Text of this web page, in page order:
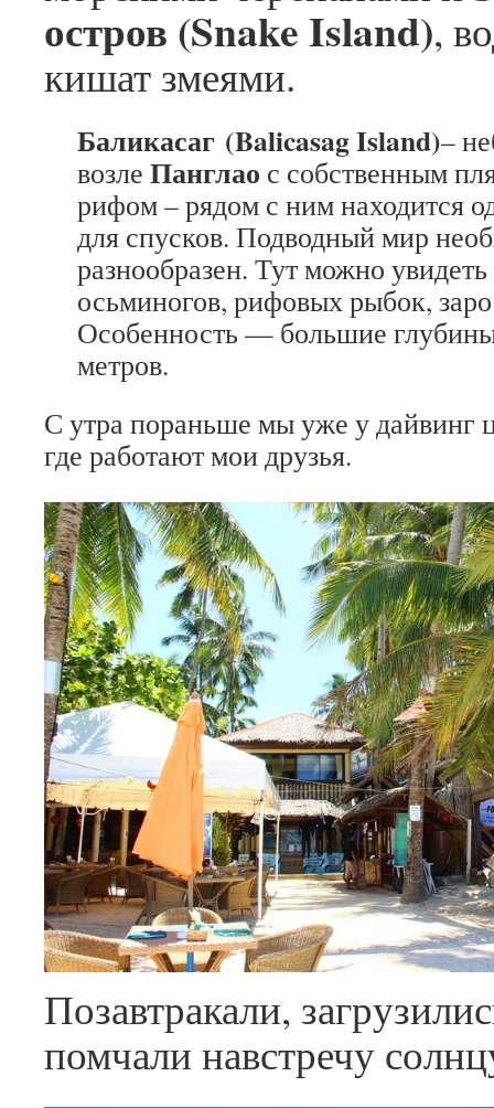
остров (Snake Island),
кишат змеями.
Баликасаг (Balicasag Island)–
возле Панглао с собственным
рифом – рядом с ним находится
для спусков. Подводный мир
разнообразен. Тут можно
осьминогов, рифовых рыбок,
Особенность — большие
метров.
С утра пораньше мы уже у дайвинг
где работают мои друзья.
Позавтракали,
помчали навстречу